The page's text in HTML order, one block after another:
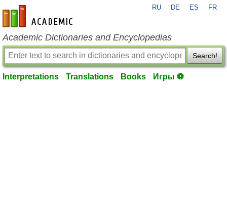
en-academic.com
RU DE ES FR
Academic Dictionaries and Encyclopedias
Search!
Interpretations Translations Books Игры ⚽